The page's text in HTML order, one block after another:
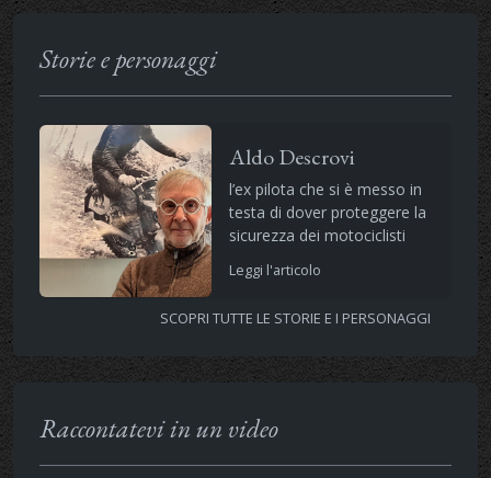
Storie e personaggi
Aldo Descrovi
l’ex pilota che si è messo in
testa di dover proteggere la
sicurezza dei motociclisti
Leggi l'articolo
SCOPRI TUTTE LE STORIE E I PERSONAGGI
Raccontatevi in un video